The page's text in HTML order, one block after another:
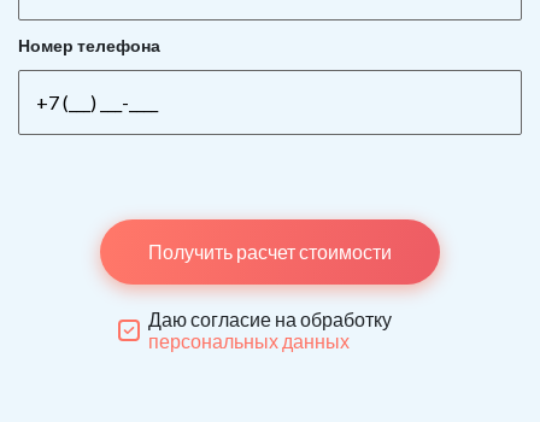
Номер телефона
Получить расчет стоимости
Даю согласие на обработку
персональных данных